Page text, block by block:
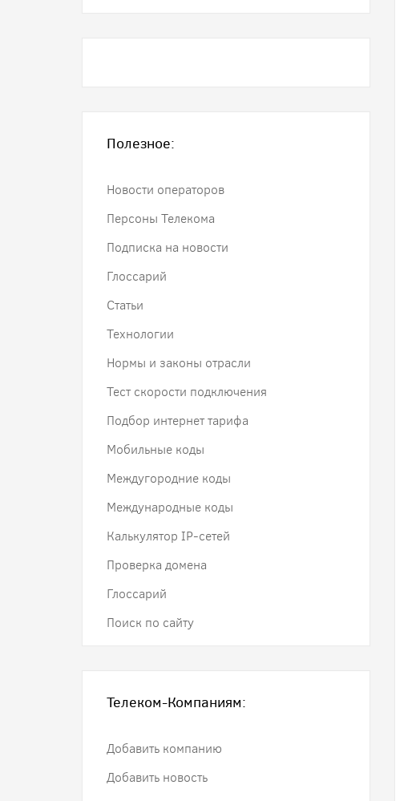
Полезное:
Новости операторов
Персоны Телекома
Подписка на новости
Глоссарий
Статьи
Технологии
Нормы и законы отрасли
Тест скорости подключения
Подбор интернет тарифа
Мобильные коды
Междугородние коды
Международные коды
Калькулятор IP-сетей
Проверка домена
Глоссарий
Поиск по сайту
Телеком-Компаниям:
Добавить компанию
Добавить новость